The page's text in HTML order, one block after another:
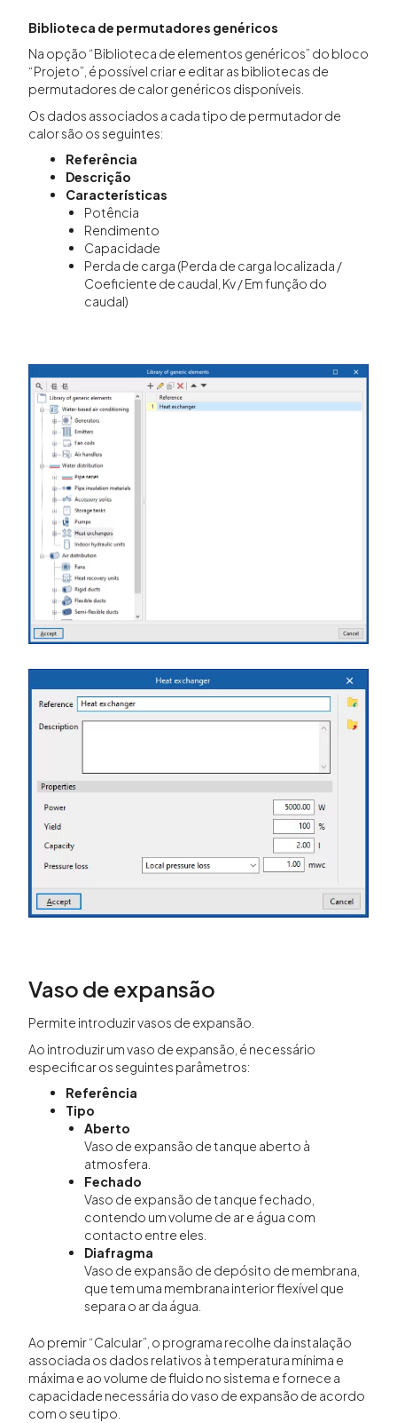
Biblioteca de permutadores genéricos
Na opção “Biblioteca de elementos genéricos” do bloco
“Projeto”, é possível criar e editar as bibliotecas de
permutadores de calor genéricos disponíveis.
Os dados associados a cada tipo de permutador de
calor são os seguintes:
Referência
Descrição
Características
Potência
Rendimento
Capacidade
Perda de carga (Perda de carga localizada /
Coeficiente de caudal, Kv / Em função do
caudal)
Vaso de expansão
Permite introduzir vasos de expansão.
Ao introduzir um vaso de expansão, é necessário
especificar os seguintes parâmetros:
Referência
Tipo
Aberto
Vaso de expansão de tanque aberto à
atmosfera.
Fechado
Vaso de expansão de tanque fechado,
contendo um volume de ar e água com
contacto entre eles.
Diafragma
Vaso de expansão de depósito de membrana,
que tem uma membrana interior flexível que
separa o ar da água.
Ao premir “Calcular”, o programa recolhe da instalação
associada os dados relativos à temperatura mínima e
máxima e ao volume de fluido no sistema e fornece a
capacidade necessária do vaso de expansão de acordo
com o seu tipo.